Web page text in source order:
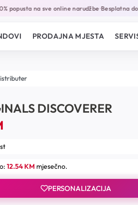
popusta na sve online narudžbe•Besplatna
PRODAJNA MJESTA
DISCOVERER
12.54 KM mjesečno.
PERSONALIZACIJA